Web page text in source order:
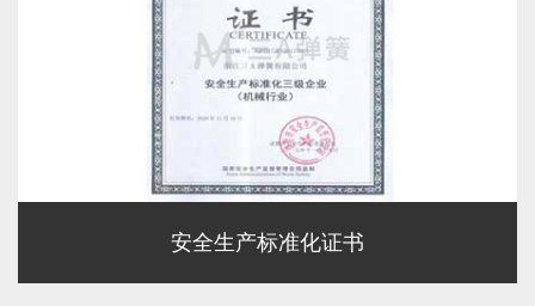
安全生产标准化证书